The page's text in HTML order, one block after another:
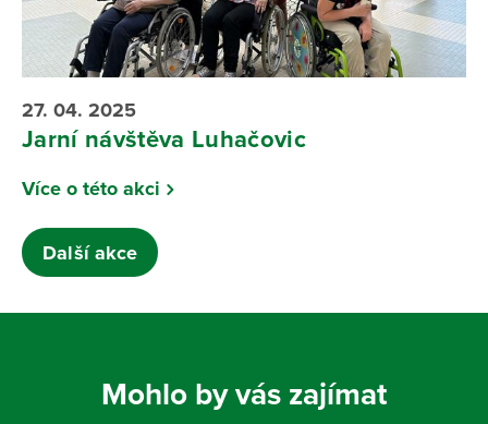
27. 04. 2025
Jarní návštěva Luhačovic
Více o této akci
Další akce
Mohlo by vás zajímat